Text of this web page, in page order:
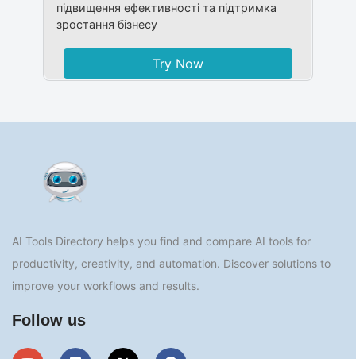
підвищення ефективності та підтримка
зростання бізнесу
Try Now
AI Tools Directory helps you find and compare AI tools for
productivity, creativity, and automation. Discover solutions to
improve your workflows and results.
Follow us